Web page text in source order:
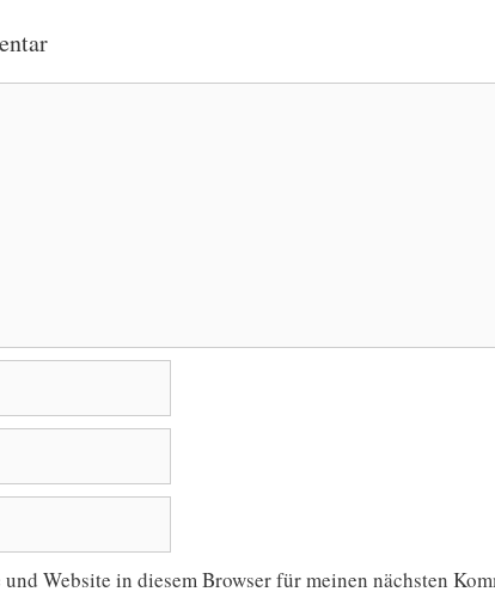
Website in diesem Browser für meinen nächsten